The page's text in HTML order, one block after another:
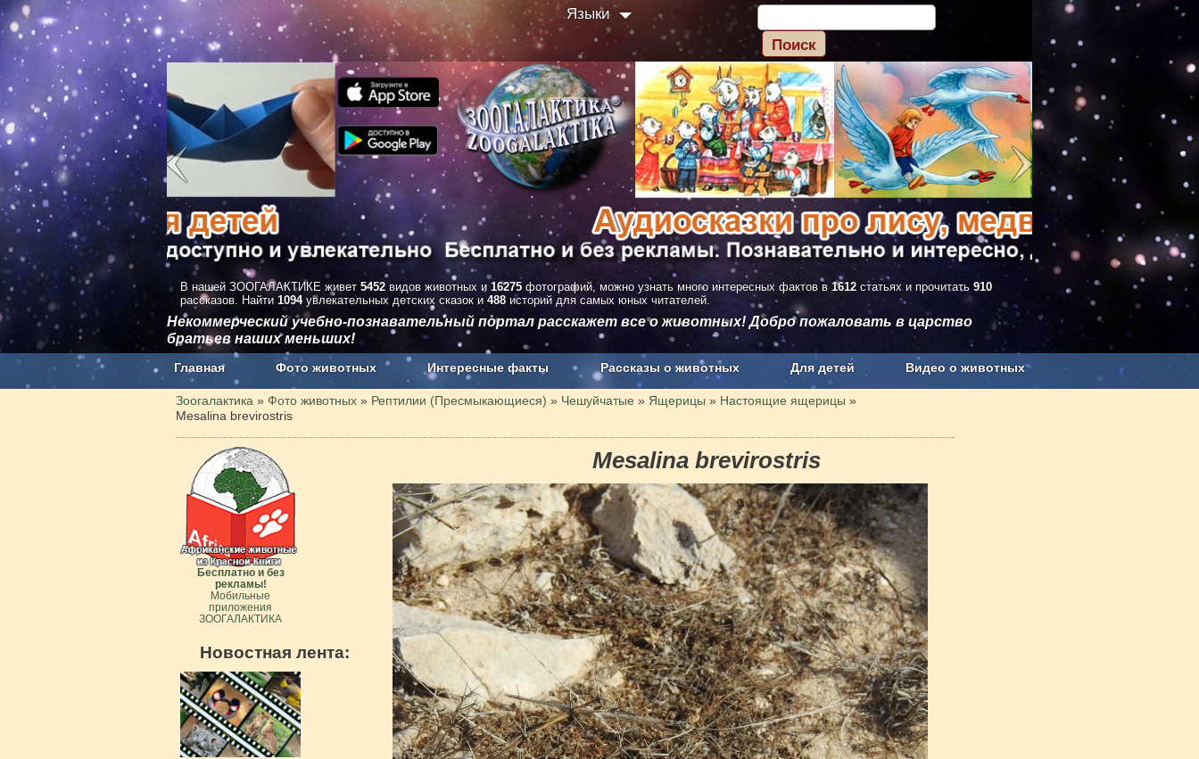
Языки
В нашей ЗООГАЛАКТИКЕ живет 5452 видов животных и 16275 фотографий, можно узнать много интересных фактов в 1612 статьях и прочитать 910
рассказов. Найти 1094увлекательных детских сказок и 488 историй для самых юных читателей.
Некоммерческий учебно-познавательный портал расскажет все о животных! Добро пожаловать в царство
братьев наших меньших!
Главная Фото животных Интересные факты Рассказы о животных Для детей Видео о животных
Наши приложения. Бесплатно и без рекламы О проекте
Зоогалактика » Фото животных » Рептилии (Пресмыкающиеся) » Чешуйчатые » Ящерицы » Настоящие ящерицы »
Mesalina brevirostris
Mesalina brevirostris
Бесплатно и без
рекламы!
Мобильные
приложения
ЗООГАЛАКТИКА
Новостная лента: